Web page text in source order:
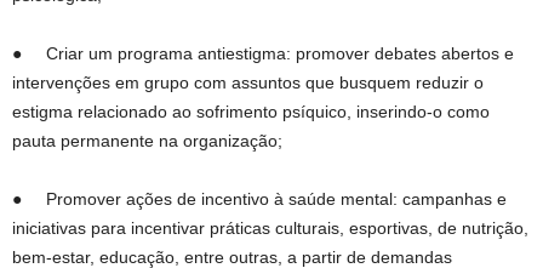
● Criar um programa antiestigma: promover debates abertos e
intervenções em grupo com assuntos que busquem reduzir o
estigma relacionado ao sofrimento psíquico, inserindo-o como
pauta permanente na organização;
● Promover ações de incentivo à saúde mental: campanhas e
iniciativas para incentivar práticas culturais, esportivas, de nutrição,
bem-estar, educação, entre outras, a partir de demandas